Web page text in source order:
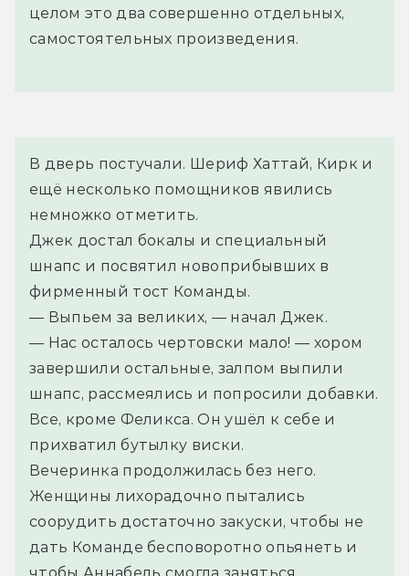
целом это два совершенно отдельных,
самостоятельных произведения.
В дверь постучали. Шериф Хаттай, Кирк и
ещё несколько помощников явились
немножко отметить.
Джек достал бокалы и специальный
шнапс и посвятил новоприбывших в
фирменный тост Команды.
— Выпьем за великих, — начал Джек.
— Нас осталось чертовски мало! — хором
завершили остальные, залпом выпили
шнапс, рассмеялись и попросили добавки.
Все, кроме Феликса. Он ушёл к себе и
прихватил бутылку виски.
Вечеринка продолжилась без него.
Женщины лихорадочно пытались
соорудить достаточно закуски, чтобы не
дать Команде бесповоротно опьянеть и